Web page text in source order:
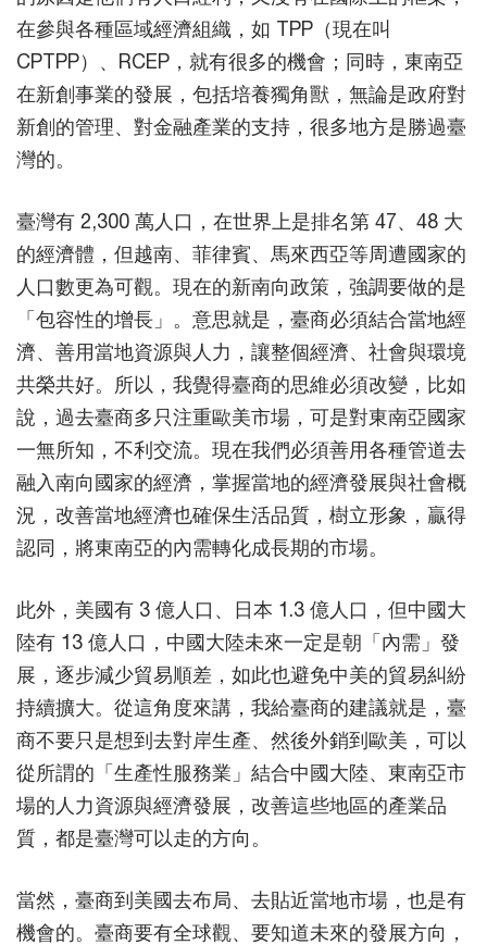
在參與各種區域經濟組織，如 TPP（現在叫
CPTPP）、RCEP，就有很多的機會；同時，東南亞
在新創事業的發展，包括培養獨角獸，無論是政府對
新創的管理、對金融產業的支持，很多地方是勝過臺
灣的。
臺灣有 2,300 萬人口，在世界上是排名第 47、48 大
的經濟體，但越南、菲律賓、馬來西亞等周遭國家的
人口數更為可觀。現在的新南向政策，強調要做的是
「包容性的增長」。意思就是，臺商必須結合當地經
濟、善用當地資源與人力，讓整個經濟、社會與環境
共榮共好。所以，我覺得臺商的思維必須改變，比如
說，過去臺商多只注重歐美市場，可是對東南亞國家
一無所知，不利交流。現在我們必須善用各種管道去
融入南向國家的經濟，掌握當地的經濟發展與社會概
況，改善當地經濟也確保生活品質，樹立形象，贏得
認同，將東南亞的內需轉化成長期的市場。
此外，美國有 3 億人口、日本 1.3 億人口，但中國大
陸有 13 億人口，中國大陸未來一定是朝「內需」發
展，逐步減少貿易順差，如此也避免中美的貿易糾紛
持續擴大。從這角度來講，我給臺商的建議就是，臺
商不要只是想到去對岸生產、然後外銷到歐美，可以
從所謂的「生產性服務業」結合中國大陸、東南亞市
場的人力資源與經濟發展，改善這些地區的產業品
質，都是臺灣可以走的方向。
當然，臺商到美國去布局、去貼近當地市場，也是有
機會的。臺商要有全球觀、要知道未來的發展方向，